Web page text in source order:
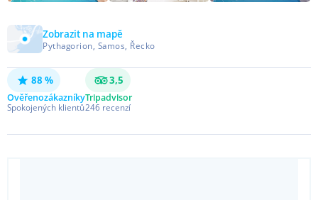
Zobrazit na mapě
Pythagorion, Samos, Řecko
88 %
Ověřenozákazníky
Spokojených klientů
3,5
Tripadvisor
246 recenzí